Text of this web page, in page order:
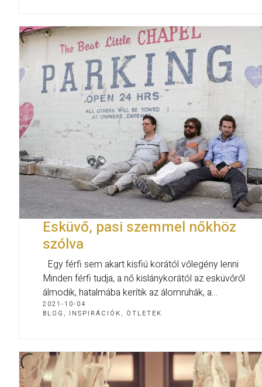
Esküvő, pasi szemmel nőkhöz
szólva
Egy férfi sem akart kisfiú korától vőlegény lenni
Minden férfi tudja, a nő kislánykorától az esküvőről
álmodik, hatalmába kerítik az álomruhák, a…
2021-10-04
BLOG , INSPIRÁCIÓK, ÖTLETEK